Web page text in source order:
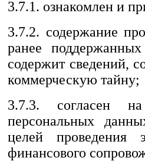
3.7.1. ознакомлен и
3.7.2. содержание
ранее
содержит сведений,
коммерческую тайну;
3.7.3. согласен
персональных
целей проведения
финансового